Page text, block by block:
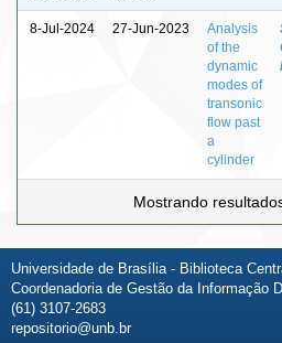
8-Jul-2024 27-Jun-2023
Analysis
of the
dynamic
modes of
transonic
flow past
a
cylinder
Mostrando
Universidade de Brasília - Biblioteca
Coordenadoria de Gestão da Informação
(61) 3107-2683
repositorio@unb.br